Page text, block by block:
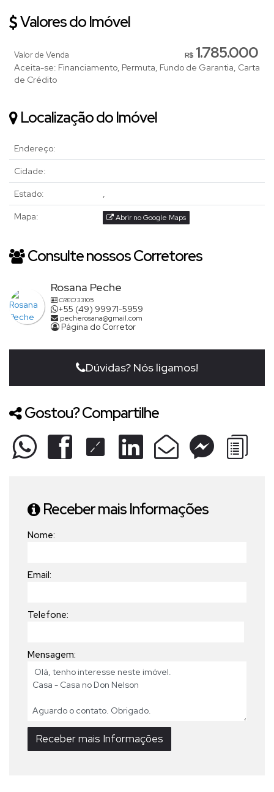
Valores do Imóvel
R$ 1.785.000
Valor de Venda
Aceita-se: Financiamento, Permuta, Fundo de Garantia, Carta
de Crédito
Localização do Imóvel
Endereço:
Cidade:
Estado: ,
Mapa: Abrir no Google Maps
Consulte nossos Corretores
Rosana Peche
CRECI33105
+55 (49) 99971-5959
pecherosana@gmail.com
Página do Corretor
Dúvidas? Nós ligamos!
Gostou? Compartilhe
Receber mais Informações
Nome:
Email:
Telefone:
Mensagem: